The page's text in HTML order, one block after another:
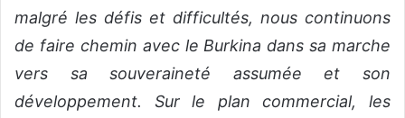
malgré les défis et difficultés, nous continuons
de faire chemin avec le Burkina dans sa marche
vers sa souveraineté assumée et son
développement. Sur le plan commercial, les